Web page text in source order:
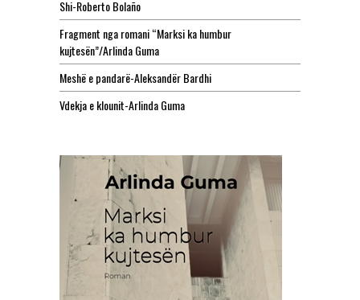
Shi-Roberto Bolaño
Fragment nga romani “Marksi ka humbur
kujtesën”/Arlinda Guma
Meshë e pandarë-Aleksandër Bardhi
Vdekja e klounit-Arlinda Guma